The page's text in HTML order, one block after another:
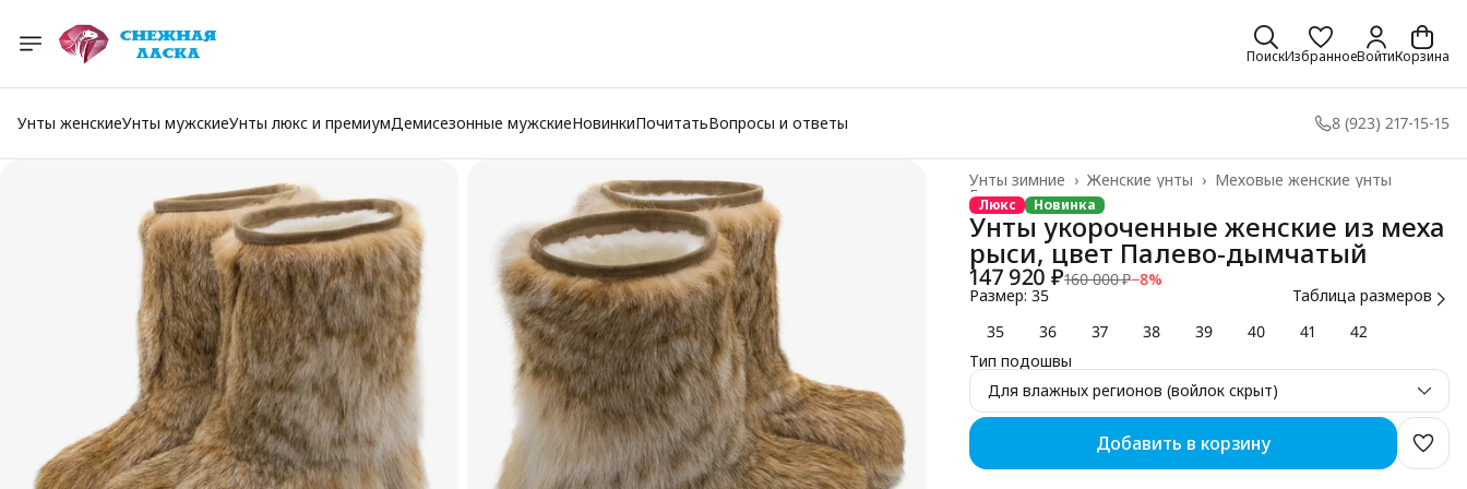
ПоискИзбранноеВойтиКорзина
Унты женскиеУнты мужскиеУнты люкс и премиумДемисезонные мужскиеНовинкиПочитатьВопросы и ответы 8 (923) 217-15-15
Меховые женские унты
Женские унты ›
Унты зимние ›
Главная ›
Люкс Новинка
Унты укороченные женские из меха
рыси, цвет Палево-дымчатый
147 920 ₽160 000 ₽−8%
Размер: 35
Таблица размеров
35
36 37 38 39 40 41
42
Тип подошвы
Для влажных регионов (войлок скрыт)
Добавить в корзину